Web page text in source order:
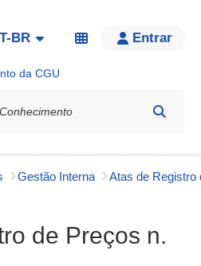
BR Entrar
da CGU
Gestão Interna
de Preços n.